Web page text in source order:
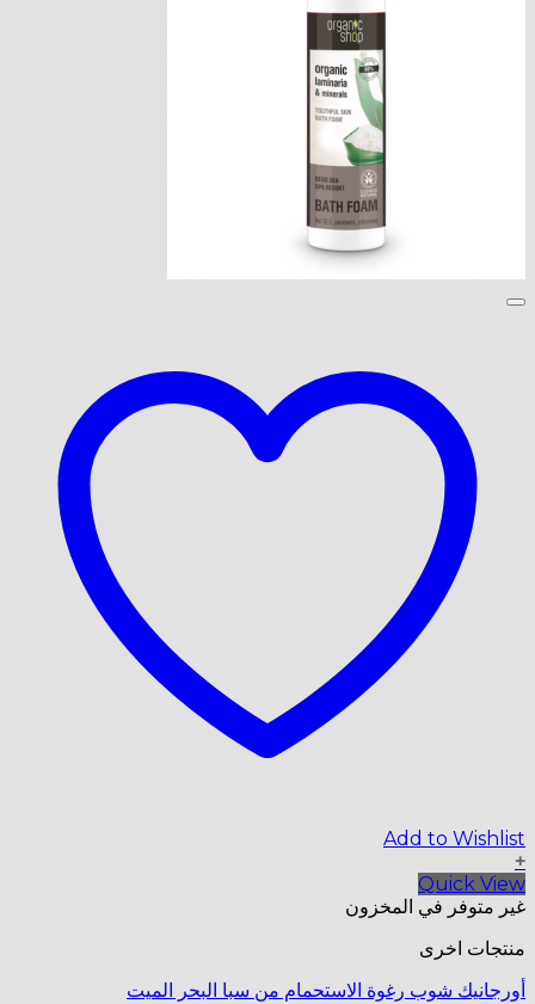
Add to Wishlist
+
Quick View
غير متوفر في المخزون
منتجات اخرى
أورجانيك شوب رغوة الاستحمام من سبا البحر الميت